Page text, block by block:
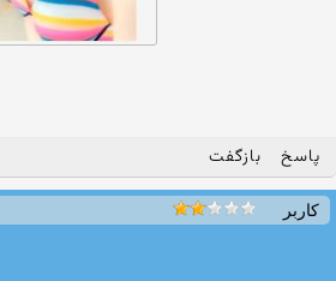
پاسخ بازگفت
کاربر